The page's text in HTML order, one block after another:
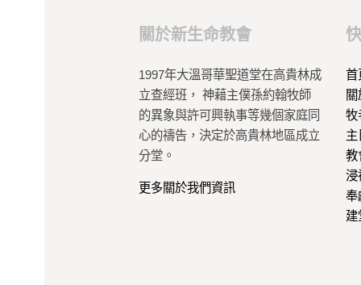
關於新生命教會
1997年大溫哥華聖道堂在高貴林成
立查經班， 神藉主僕孫約翰牧師
的異象與許可興執事等幾個家庭同
心的禱告，決定於高貴林地區成立
分堂。
更多關於我們資訊
首
牧
主
教
浸
奉
建